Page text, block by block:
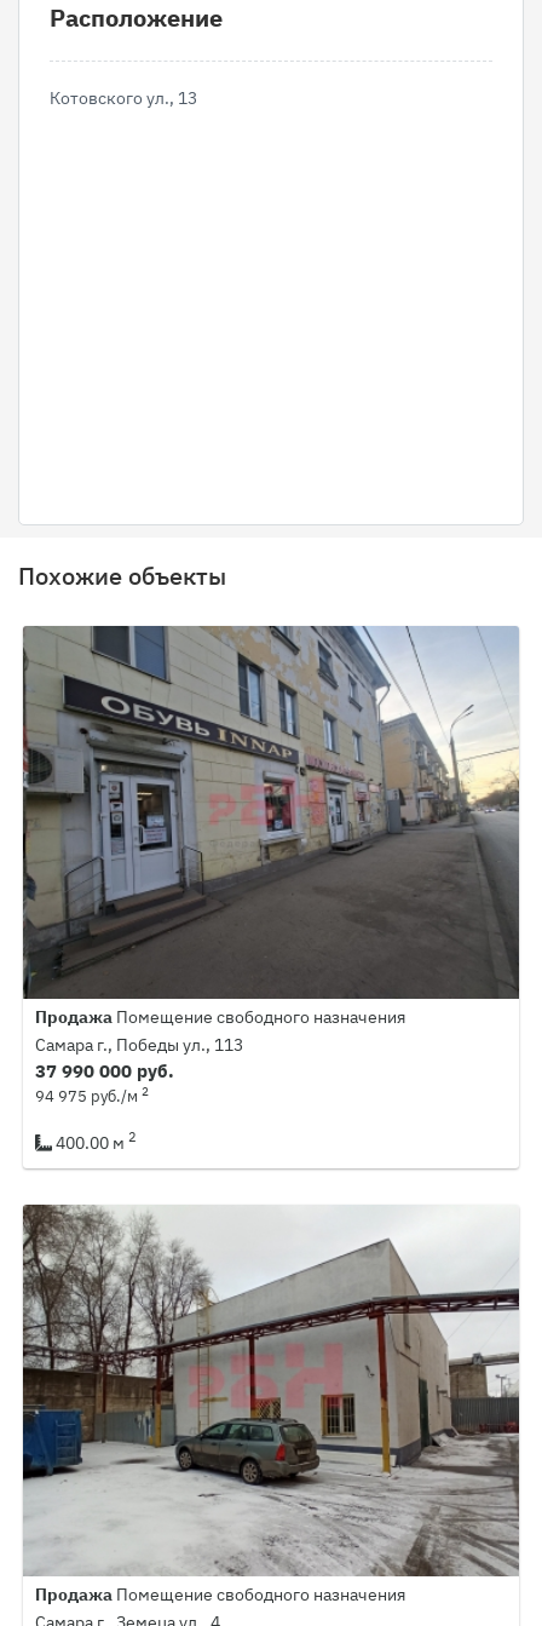
Расположение
Котовского ул., 13
Похожие объекты
Продажа Помещение свободного назначения
Самара г., Победы ул., 113
37 990 000 руб.
94 975 руб./м 2
400.00 м 2
Продажа Помещение свободного назначения